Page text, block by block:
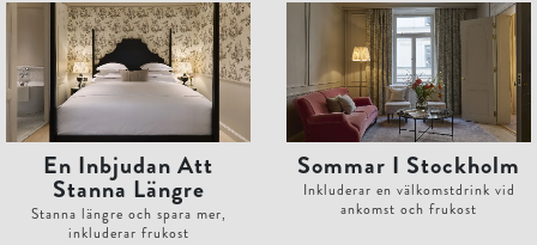
En Inbjudan Att
Stanna Längre
Stanna längre och spara mer,
inkluderar frukost
Sommar I Stockholm
Inkluderar en välkomstdrink vid
ankomst och frukost